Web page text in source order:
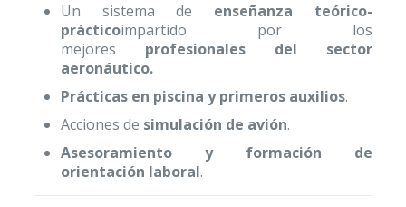
Un sistema de enseñanza teórico-
prácticoimpartido por los
mejores profesionales del sector
aeronáutico.
Prácticas en piscina y primeros auxilios.
Acciones de simulación de avión.
Asesoramiento y formación de
orientación laboral.